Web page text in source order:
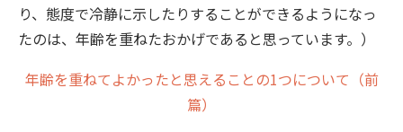
り、態度で冷静に示したりすることができるようになっ
たのは、年齢を重ねたおかげであると思っています。）
年齢を重ねてよかったと思えることの1つについて（前
篇）